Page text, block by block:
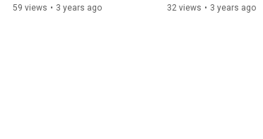
digitalen Arbeitsplatz
59 views • 3 years ago 32 views • 3 years ago